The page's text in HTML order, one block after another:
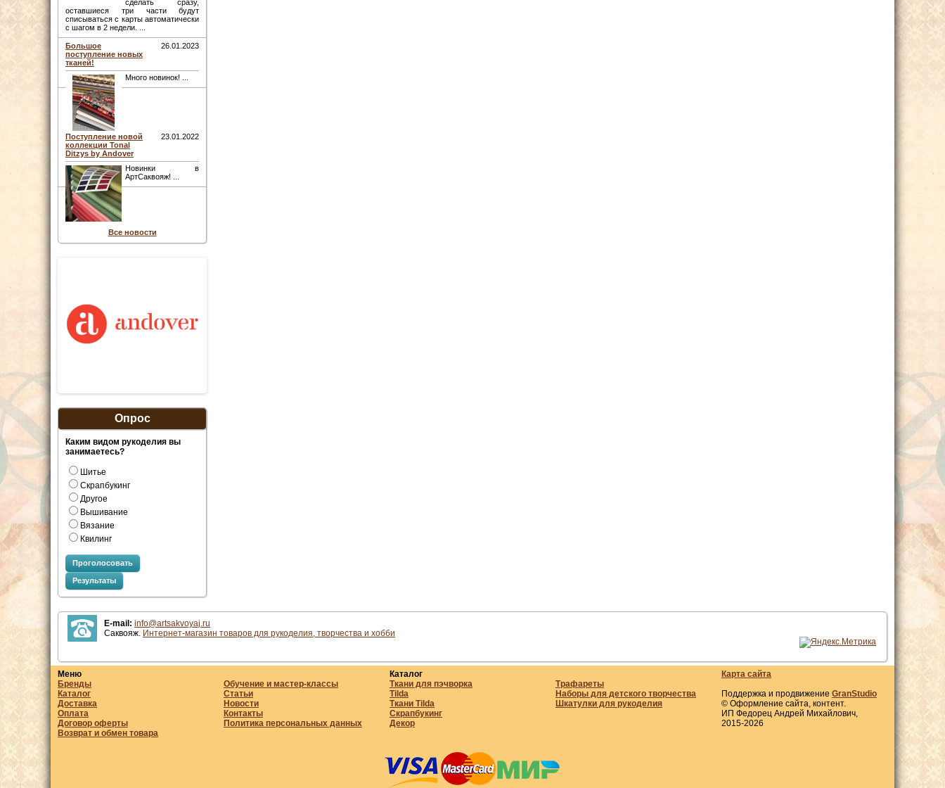
сделать сразу,
оставшиеся три части будут
списываться с карты автоматически
с шагом в 2 недели. ...
Большое
поступление новых
тканей!
26.01.2023
Много новинок! ...
Поступление новой
коллекции Tonal
Ditzys by Andover
23.01.2022
Новинки в
АртСаквояж! ...
Все новости
Опрос
Каким видом рукоделия вы
занимаетесь?
Шитье
Скрапбукинг
Другое
Вышивание
Вязание
Квилинг
Проголосовать
Результаты
E-mail: info@artsakvoyaj.ru
Саквояж. Интернет-магазин товаров для рукоделия, творчества и хобби
Меню
Бренды
Каталог
Доставка
Оплата
Договор оферты
Возврат и обмен товара
Обучение и мастер-классы
Статьи
Новости
Контакты
Политика персональных данных
Каталог
Ткани для пэчворка
Tilda
Ткани Tilda
Скрапбукинг
Декор
Трафареты
Наборы для детского творчества
Шкатулки для рукоделия
Карта сайта
Поддержка и продвижение GranStudio
© Оформление сайта, контент.
ИП Федорец Андрей Михайлович,
2015-2026